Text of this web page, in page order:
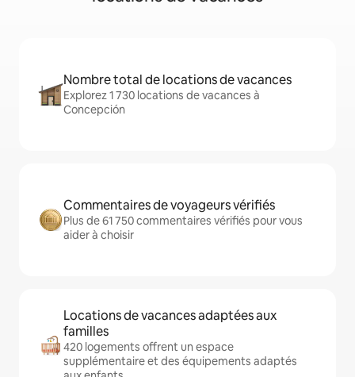
Nombre total de locations de vacances
Explorez 1 730 locations de vacances à
Concepción
Commentaires de voyageurs vérifiés
Plus de 61 750 commentaires vérifiés pour vous
aider à choisir
Locations de vacances adaptées aux
familles
420 logements offrent un espace
supplémentaire et des équipements adaptés